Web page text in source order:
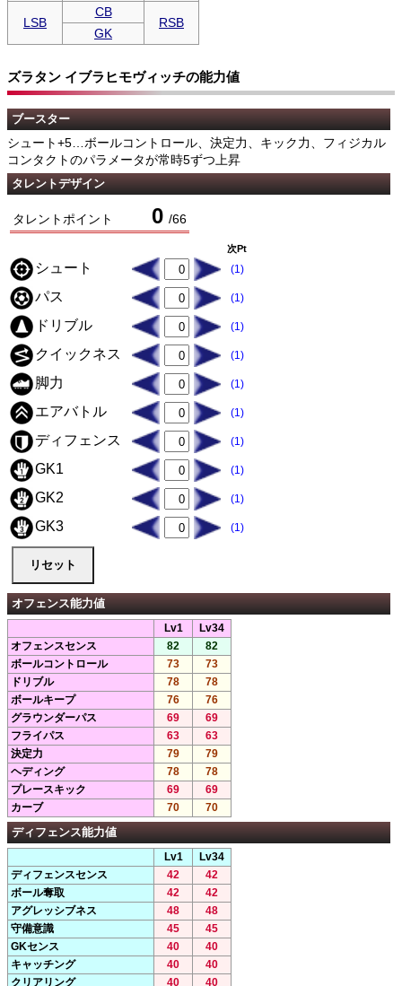
LSB
CB
RSB
GK
ズラタン イブラヒモヴィッチの能力値
ブースター
シュート+5…ボールコントロール、決定力、キック力、フィジカル
コンタクトのパラメータが常時5ずつ上昇
タレントデザイン
タレントポイント 0 /66
次Pt
シュート (1)
パス (1)
ドリブル (1)
クイックネス (1)
脚力 (1)
エアバトル (1)
ディフェンス (1)
GK1 (1)
GK2 (1)
GK3 (1)
オフェンス能力値
Lv1
Lv34
オフェンスセンス
82
82
ボールコントロール
73
73
ドリブル
78
78
ボールキープ
76
76
グラウンダーパス
69
69
フライパス
63
63
決定力
79
79
ヘディング
78
78
プレースキック
69
69
カーブ
70 70
ディフェンス能力値
Lv1
Lv34
ディフェンスセンス
42
42
ボール奪取
42
42
アグレッシブネス
48
48
守備意識
45
45
GKセンス
40
40
キャッチング
40
40
クリアリング
40 40